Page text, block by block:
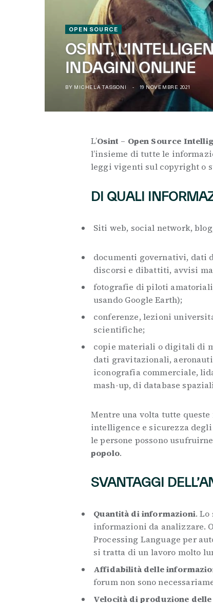
OPEN SOURCE
OSINT,
INDAGINI ONLINE
BY MICHELA TASSONI 19 NOVEMBRE 2021
L’Osint – Open Source
l’insieme di tutte le
leggi vigenti sul copyright o
DI QUALI
Siti web, social network,
documenti governativi, dati
discorsi e dibattiti, avvisi
fotografie di piloti
usando Google Earth);
conferenze, lezioni
scientifiche;
copie materiali o digitali di
dati gravitazionali,
iconografia commerciale,
mash-up, di database
Mentre una volta tutte
intelligence e sicurezza
le persone possono
popolo.
SVANTAGGI
Quantità di informazioni.
informazioni da analizzare.
Processing Language per
si tratta di un lavoro molto
Affidabilità delle
forum non sono
Velocità di produzione